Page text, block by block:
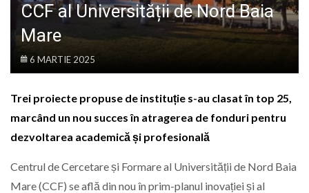
CCF al Universității de Nord Baia
Mare
6 MARTIE 2025
Trei proiecte propuse de instituție s-au clasat în top 25,
marcând un nou succes în atragerea de fonduri pentru
dezvoltarea academică și profesională
Centrul de Cercetare și Formare al Universității de Nord Baia
Mare (CCF) se află din nou în prim-planul inovației și al